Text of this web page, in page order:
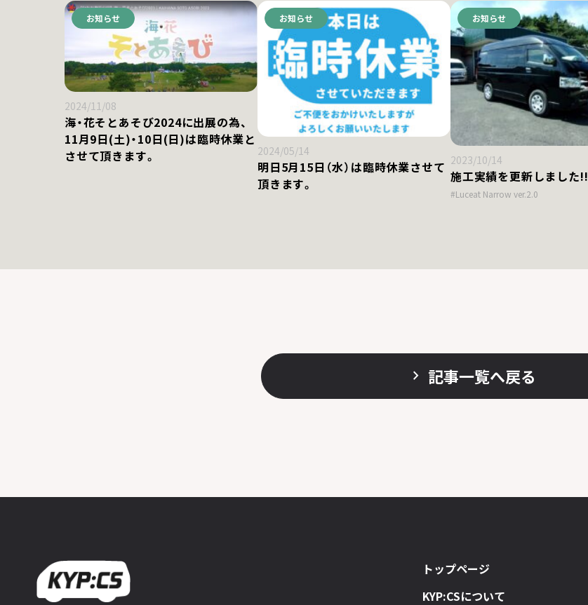
お知らせ
2024/11/08
海・花そとあそび2024に出展の為、
11月9日(土)・10日(日)は臨時休業と
させて頂きます。
お知らせ
2024/05/14
明日5月15日（水）は臨時休業させて
頂きます。
お知らせ
2023/10/14
施工実績を更新しました!!
#Luceat Narrow ver.2.0
記事一覧へ戻る
トップページ
KYP:CSについて